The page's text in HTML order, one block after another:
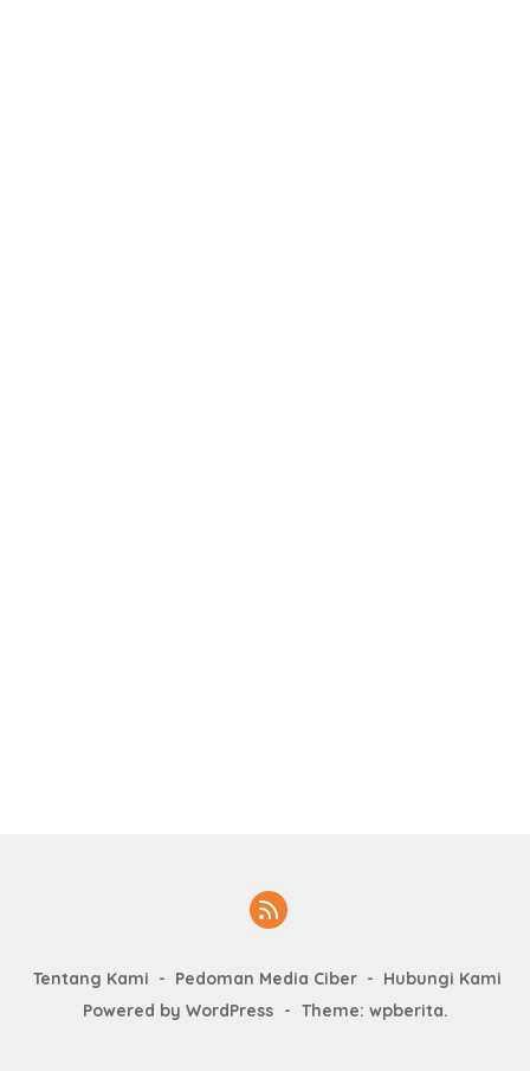
Tentang Kami Pedoman Media Ciber
Hubungi Kami
Powered by WordPress - Theme: wpberita.